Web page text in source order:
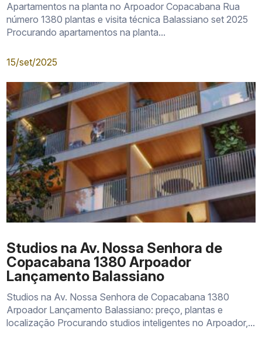
Apartamentos na planta no Arpoador Copacabana Rua
número 1380 plantas e visita técnica Balassiano set 2025
Procurando apartamentos na planta...
15/set/2025
Studios na Av. Nossa Senhora de
Copacabana 1380 Arpoador
Lançamento Balassiano
Studios na Av. Nossa Senhora de Copacabana 1380
Arpoador Lançamento Balassiano: preço, plantas e
localização Procurando studios inteligentes no Arpoador,...